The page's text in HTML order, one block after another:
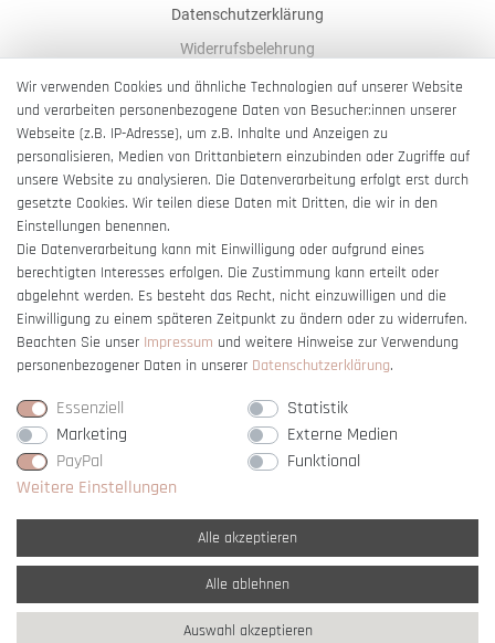
Datenschutzerklärung
Widerrufsbelehrung
AGB
Impressum
Barrierefreiheitserklärung
Vertrag widerrufen
* Alle Preise verstehen sich inkl. gesetzl. MwSt. undzzgl. Versandkosten
** Nur innerhalb Deutschlands© copyright 2007-2026 Schmuck Krone / Alle
Wir verwenden Cookies und ähnliche Technologien auf unserer Website
und verarbeiten personenbezogene Daten von Besucher:innen unserer
Webseite (z.B. IP-Adresse), um z.B. Inhalte und Anzeigen zu
personalisieren, Medien von Drittanbietern einzubinden oder Zugriffe auf
unsere Website zu analysieren. Die Datenverarbeitung erfolgt erst durch
gesetzte Cookies. Wir teilen diese Daten mit Dritten, die wir in den
Einstellungen benennen.
Die Datenverarbeitung kann mit Einwilligung oder aufgrund eines
berechtigten Interesses erfolgen. Die Zustimmung kann erteilt oder
abgelehnt werden. Es besteht das Recht, nicht einzuwilligen und die
Einwilligung zu einem späteren Zeitpunkt zu ändern oder zu widerrufen.
Beachten Sie unser Impressum und weitere Hinweise zur Verwendung
personenbezogener Daten in unserer Daten­schutz­erklärung.
Essenziell
Statistik
Marketing
Externe Medien
PayPal
Funktional
Weitere Einstellungen
Alle akzeptieren
Alle ablehnen
Auswahl akzeptieren